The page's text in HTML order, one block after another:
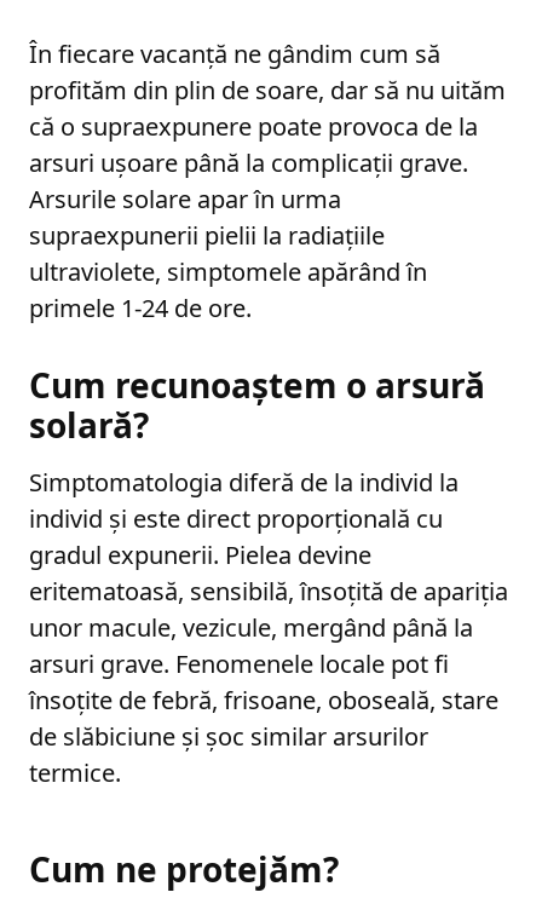
În fiecare vacanță ne gândim cum să
profităm din plin de soare, dar să nu uităm
că o supraexpunere poate provoca de la
arsuri ușoare până la complicații grave.
Arsurile solare apar în urma
supraexpunerii pielii la radiațiile
ultraviolete, simptomele apărând în
primele 1-24 de ore.
Cum recunoaștem o arsură
solară?
Simptomatologia diferă de la individ la
individ și este direct proporțională cu
gradul expunerii. Pielea devine
eritematoasă, sensibilă, însoțită de apariția
unor macule, vezicule, mergând până la
arsuri grave. Fenomenele locale pot fi
însoțite de febră, frisoane, oboseală, stare
de slăbiciune și șoc similar arsurilor
termice.
Cum ne protejăm?